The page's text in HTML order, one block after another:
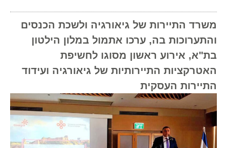
משרד התיירות של גיאורגיה ולשכת הכנסים
והתערוכות בה, ערכו אתמול במלון הילטון
בת"א, אירוע ראשון מסוגו לחשיפת
האטרקציות התיירותיות של גיאורגיה ועידוד
התיירות העסקית